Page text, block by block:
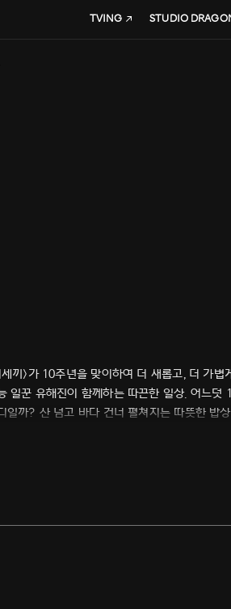
TVING STUDIO
끼>가 10주년을 맞이하여 더 새롭고, 더 가
일꾼 유해진이 함께하는 따끈한 일상. 어느덧
까? 산 넘고 바다 건너 펼쳐지는 따뜻한 밥